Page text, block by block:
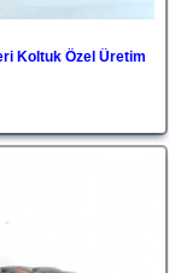
Koltuk Özel Üretim